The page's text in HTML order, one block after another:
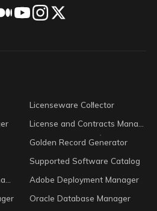
footer
Licenseware Collector
Golden Record Generator
Supported Software Catalog
Adobe Deployment Manager
Oracle Database Manager